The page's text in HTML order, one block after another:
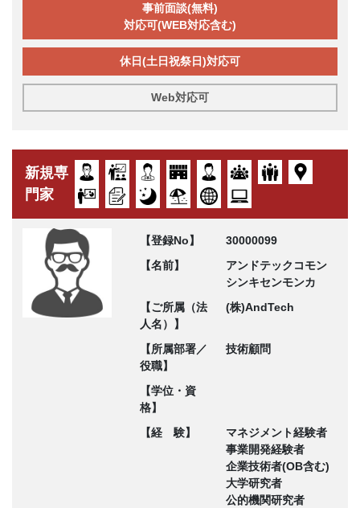
事前面談(無料)
対応可(WEB対応含む)
休日(土日祝祭日)対応可
Web対応可
新規専
門家
【登録No】
30000099
【名前】
アンドテックコモン
シンキセンモンカ
【ご所属（法
人名）】
(株)AndTech
【所属部署／
役職】
技術顧問
【学位・資
格】
【経 験】
マネジメント経験者
事業開発経験者
企業技術者(OB含む)
大学研究者
公的機関研究者